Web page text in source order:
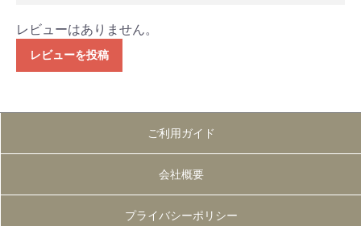
レビューはありません。
レビューを投稿
ご利用ガイド
会社概要
プライバシーポリシー